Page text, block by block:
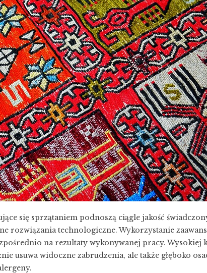
się sprzątaniem podnoszą ciągle jakość
rozwiązania technologiczne. Wykorzystanie
na rezultaty wykonywanej pracy. Wysokiej
usuwa widoczne zabrudzenia, ale także głęboko